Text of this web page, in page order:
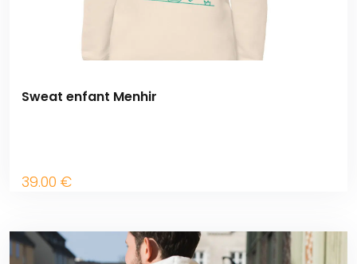
Sweat enfant Menhir
39.00 €